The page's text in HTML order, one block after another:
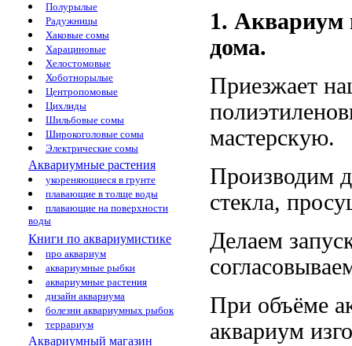
Полурылые
Радужницы
Хаковые сомы
Харациновые
Хелостомовые
Хоботнорылые
Центропомовые
Цихлиды
Шильбовые сомы
Широкоголовые сомы
Электрические сомы
Аквариумные растения
укореняющиеся в грунте
плавающие в толще воды
плавающие на поверхности
воды
Книги по аквариумистике
про аквариум
аквариумные рыбки
аквариумные растения
дизайн аквариума
болезни аквариумных рыбок
террариум
Аквариумный магазин
1. Аквариум
дома.
Приезжает
мастерскую.
Производим
стекла,
Делаем
При объёме
аквариум